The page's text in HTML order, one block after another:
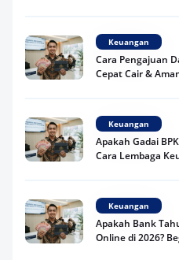
Keuangan
Cara Pengajuan
Cepat Cair &
Keuangan
Apakah Gadai
Cara Lembaga
Keuangan
Apakah Bank
Online di 2026?